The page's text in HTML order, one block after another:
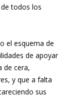
todos los
el esquema de
de apoyar
de cera,
y que a falta
sus